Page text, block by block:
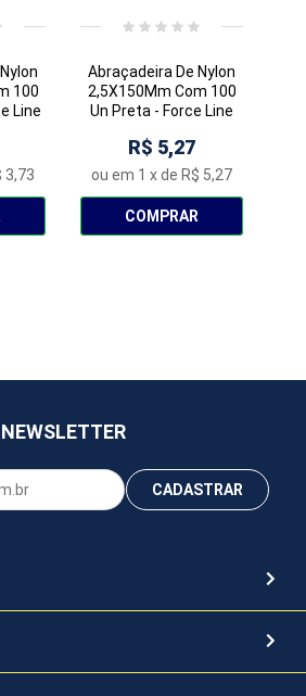
100
Line
3,73
Abraçadeira De Nylon
2,5X150Mm Com 100
Un Preta - Force Line
R$ 5,27
ou em 1 x de R$ 5,27
COMPRAR
NEWSLETTER
CADASTRAR